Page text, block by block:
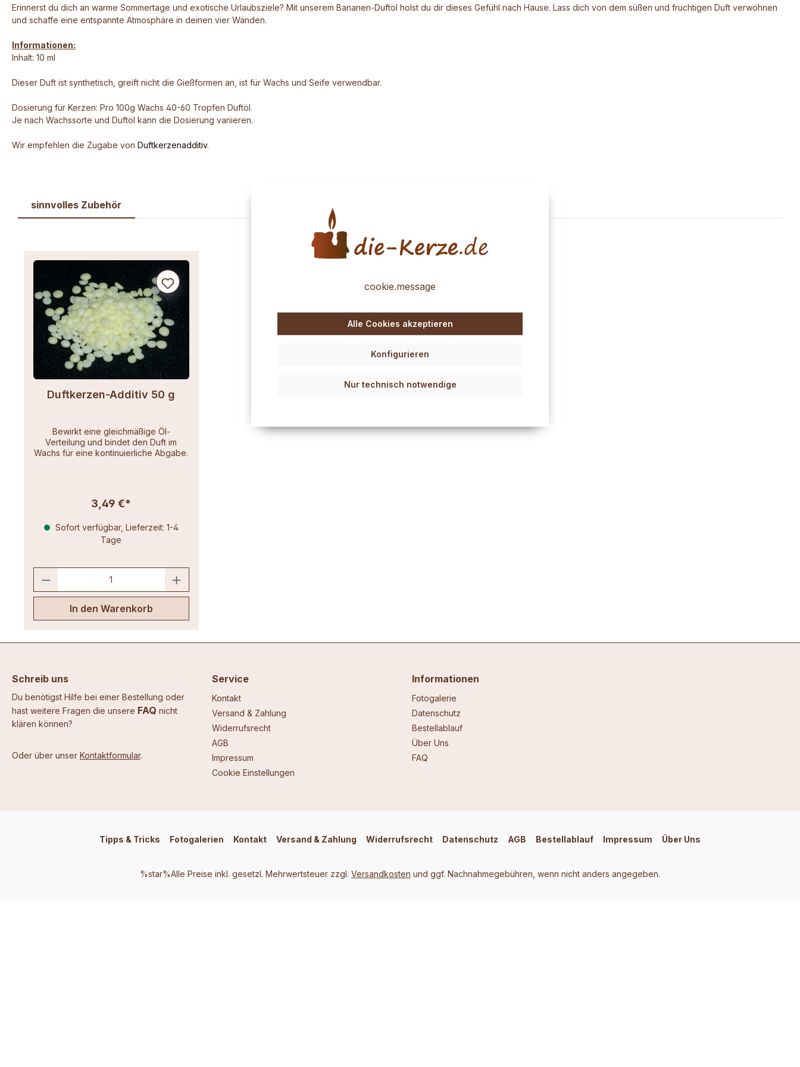
Erinnerst du dich an warme Sommertage und exotische Urlaubsziele? Mit unserem Bananen-Duftöl holst du dir dieses Gefühl nach Hause. Lass dich von dem süßen und fruchtigen Duft verwöhnen
und schaffe eine entspannte Atmosphäre in deinen vier Wänden.
Informationen:
Inhalt: 10 ml
Dieser Duft ist synthetisch, greift nicht die Gießformen an, ist für Wachs und Seife verwendbar.
Dosierung für Kerzen: Pro 100g Wachs 40-60 Tropfen Duftöl.
Je nach Wachssorte und Duftöl kann die Dosierung variieren.
Wir empfehlen die Zugabe von Duftkerzenadditiv.
sinnvolles Zubehör
Duftkerzen-Additiv 50 g
Bewirkt eine gleichmäßige Öl-
Verteilung und bindet den Duft im
Wachs für eine kontinuierliche Abgabe.
3,49 €*
Sofort verfügbar, Lieferzeit: 1-4
Tage
In den Warenkorb
Schreib uns
Du benötigst Hilfe bei einer Bestellung oder
hast weitere Fragen die unsere FAQ nicht
klären können?
Oder über unser Kontaktformular.
Service
Kontakt
Versand & Zahlung
Widerrufsrecht
AGB
Impressum
Cookie Einstellungen
Informationen
Fotogalerie
Datenschutz
Bestellablauf
Über Uns
FAQ
Tipps & Tricks Fotogalerien Kontakt Versand & Zahlung Widerrufsrecht Datenschutz AGB Bestellablauf Impressum Über Uns
%star%Alle Preise inkl. gesetzl. Mehrwertsteuer zzgl. Versandkosten und ggf. Nachnahmegebühren, wenn nicht anders angegeben.
cookie.message
Nur technisch notwendige
Konfigurieren
Alle Cookies akzeptieren